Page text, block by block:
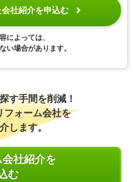
社紹介を申込む
によっては、
い場合があります。
す手間を削減！
フォーム会社を
します。
社紹介を
む